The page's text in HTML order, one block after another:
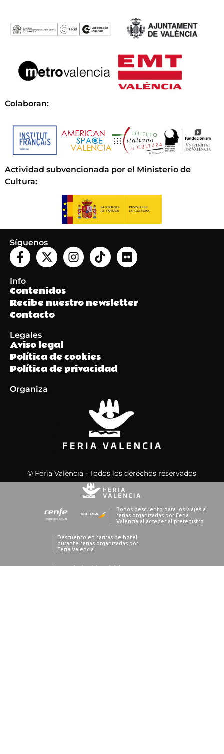
Colaboran:
Actividad subvencionada por el Ministerio de
Cultura:
Síguenos
Info
Contenidos
Recibe nuestro newsletter
Contacto
Legales
Aviso legal
Política de cookies
Política de privacidad
Organiza
© Feria Valencia - Todos los derechos reservados